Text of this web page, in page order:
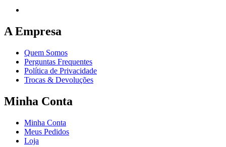
A Empresa
Quem Somos
Perguntas Frequentes
Política de Privacidade
Trocas & Devoluções
Minha Conta
Minha Conta
Meus Pedidos
Loja